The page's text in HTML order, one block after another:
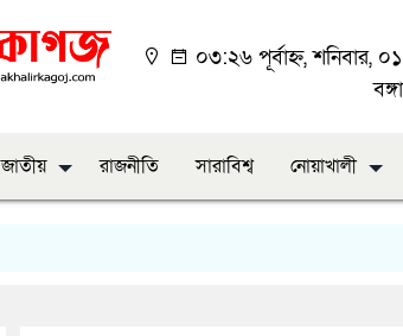
০৩:২৬ পূর্বাহ্ন, শনিবার,
জাতীয় রাজনীতি সারাবিশ্ব নোয়াখালী